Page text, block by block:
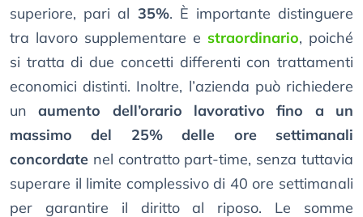
superiore, pari al 35%. È importante distinguere
tra lavoro supplementare e straordinario, poiché
si tratta di due concetti differenti con trattamenti
economici distinti. Inoltre, l’azienda può richiedere
unaumento dell’orario lavorativo fino a un
massimo del 25% delle ore settimanali
concordate nel contratto part-time, senza tuttavia
superare il limite complessivo di 40 ore settimanali
per garantire il diritto al riposo. Le somme